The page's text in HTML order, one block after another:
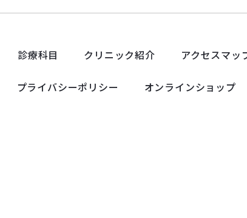
診療科目 クリニック紹介 アクセスマッ
プライバシーポリシー オンラインショップ